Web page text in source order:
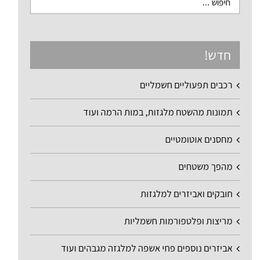
חדש!
רכבים תפעוליים חשמליים
תמונות מהשטח מלגזות, במות הרמה ועוד
מחסנים אוטומטיים
מהפך משטחים
חובקים ואביזרים למלגזות
מריצות ופלטפורמות חשמליות
אביזרים נוספים פחי אשפה למלגזה מגבהים ועוד